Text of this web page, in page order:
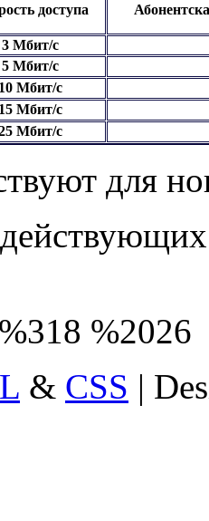
доступа
3 Мбит/с
5 Мбит/с
10 Мбит/с
15 Мбит/с
Мбит/с
для
%2026
& CSS |